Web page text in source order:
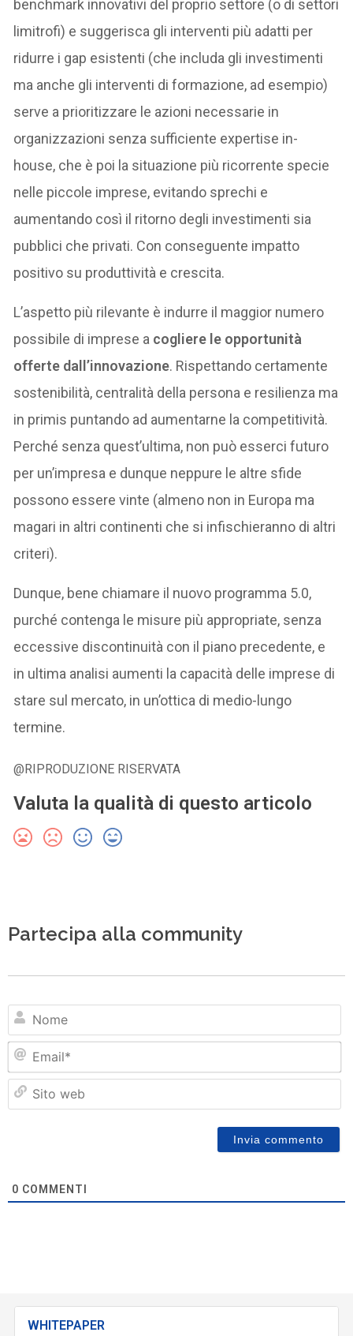
benchmark innovativi del proprio settore (o di settori
limitrofi) e suggerisca gli interventi più adatti per
ridurre i gap esistenti (che includa gli investimenti
ma anche gli interventi di formazione, ad esempio)
serve a prioritizzare le azioni necessarie in
organizzazioni senza sufficiente expertise in-
house, che è poi la situazione più ricorrente specie
nelle piccole imprese, evitando sprechi e
aumentando così il ritorno degli investimenti sia
pubblici che privati. Con conseguente impatto
positivo su produttività e crescita.
L’aspetto più rilevante è indurre il maggior numero
possibile di imprese a cogliere le opportunità
offerte dall’innovazione. Rispettando certamente
sostenibilità, centralità della persona e resilienza ma
in primis puntando ad aumentarne la competitività.
Perché senza quest’ultima, non può esserci futuro
per un’impresa e dunque neppure le altre sfide
possono essere vinte (almeno non in Europa ma
magari in altri continenti che si infischieranno di altri
criteri).
Dunque, bene chiamare il nuovo programma 5.0,
purché contenga le misure più appropriate, senza
eccessive discontinuità con il piano precedente, e
in ultima analisi aumenti la capacità delle imprese di
stare sul mercato, in un’ottica di medio-lungo
termine.
@RIPRODUZIONE RISERVATA
Valuta la qualità di questo articolo
Partecipa alla community
0 COMMENTI
WHITEPAPER